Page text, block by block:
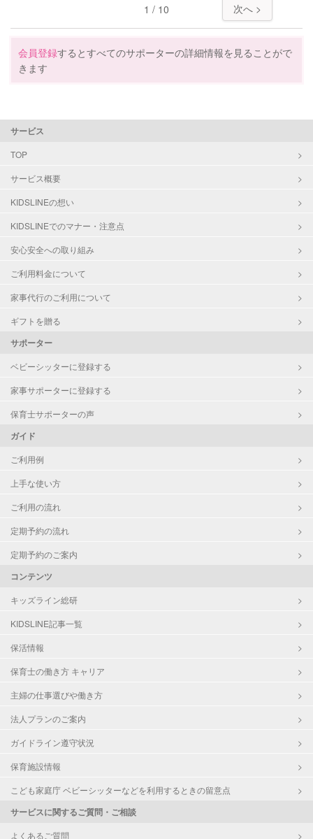
可能
お子様の撮影
（定期特典）
対応不可
サポートの特徴
資格
幼稚園教諭
対応可能/特徴
病児対応
障がい児対応
レッスン
定期予約
お子様の撮影
（定期特典）
1 / 10 次へ >
会員登録するとすべてのサポーターの詳細情報を見ることがで
きます
サービス
TOP
サービス概要
KIDSLINEの想い
KIDSLINEでのマナー・注意点
安心安全への取り組み
ご利用料金について
家事代行のご利用について
ギフトを贈る
サポーター
ベビーシッターに登録する
家事サポーターに登録する
保育士サポーターの声
ガイド
ご利用例
上手な使い方
ご利用の流れ
定期予約の流れ
定期予約のご案内
コンテンツ
キッズライン総研
KIDSLINE記事一覧
保活情報
保育士の働き方 キャリア
主婦の仕事選びや働き方
法人プランのご案内
ガイドライン遵守状況
保育施設情報
こども家庭庁 ベビーシッターなどを利用するときの留意点
サービスに関するご質問・ご相談
よくあるご質問